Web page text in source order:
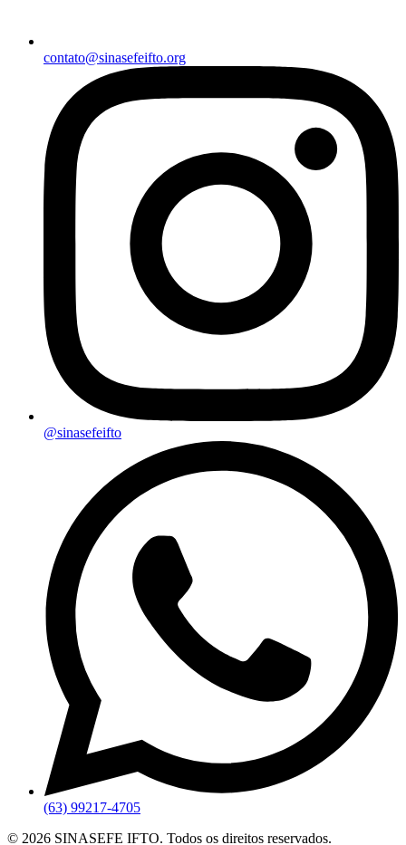
contato@sinasefeifto.org
@sinasefeifto
(63) 99217-4705
© 2026 SINASEFE IFTO. Todos os direitos reservados.